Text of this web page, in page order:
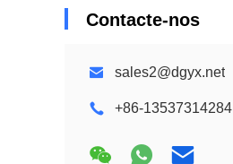
Contacte-nos
sales2@dgyx.net
+86-13537314284